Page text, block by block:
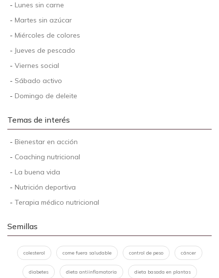
- Lunes sin carne
- Martes sin azúcar
- Miércoles de colores
- Jueves de pescado
- Viernes social
- Sábado activo
- Domingo de deleite
Temas de interés
- Bienestar en acción
- Coaching nutricional
- La buena vida
- Nutrición deportiva
- Terapia médico nutricional
Semillas
colesterol come fuera saludable control de peso cáncer
diabetes dieta antiinflamatoria dieta basada en plantas